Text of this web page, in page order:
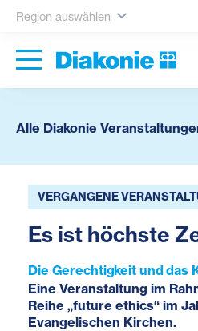
Region auswählen
Alle Diakonie
VERGANGENE
Es ist höchste
Die Gerechtigkeit und das
Eine Veranstaltung im
Reihe „future ethics“ im
Evangelischen Kirchen.